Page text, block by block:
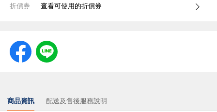
折價券 查看可使用的折價券
商品資訊 配送及售後服務說明